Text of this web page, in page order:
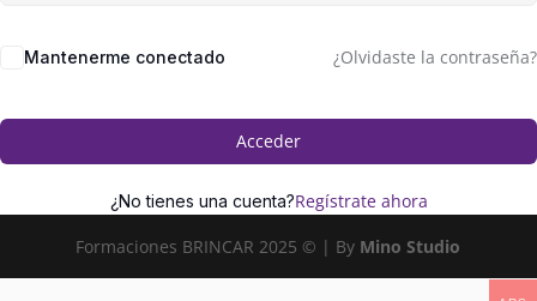
Mantenerme conectado ¿Olvidaste la contraseña?
Acceder
¿No tienes una cuenta?Regístrate ahora
Formaciones BRINCAR 2025 © | By Mino Studio